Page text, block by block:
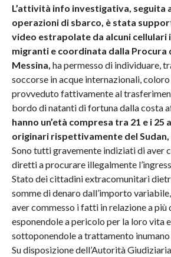
L’attività info investigativa, seguita
operazioni di sbarco, è stata
video estrapolate da alcuni cellulari
migranti e coordinata dalla Procura
Messina, ha permesso di individuare,
soccorse in acque internazionali, coloro
provveduto fattivamente al
bordo di natanti di fortuna dalla costa
hanno un’età compresa tra 21 e i 25
originari rispettivamente del Sudan,
Sono tutti gravemente indiziati di aver
diretti a procurare illegalmente
Stato dei cittadini extracomunitari
somme di denaro dall’importo
aver commesso i fatti in relazione a più
esponendole a pericolo per la loro vita
sottoponendole a trattamento inumano
Su disposizione dell’Autorità